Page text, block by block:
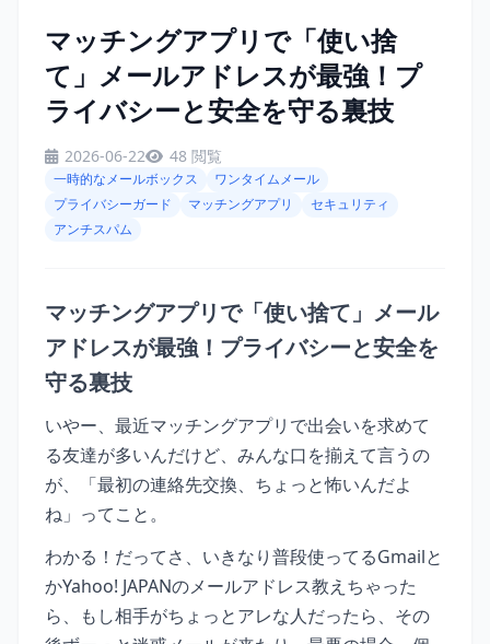
マッチングアプリで「使い捨
て」メールアドレスが最強！プ
ライバシーと安全を守る裏技
2026-06-22 48 閲覧
一時的なメールボックス
ワンタイムメール
プライバシーガード
マッチングアプリ
セキュリティ
アンチスパム
マッチングアプリで「使い捨て」メール
アドレスが最強！プライバシーと安全を
守る裏技
いやー、最近マッチングアプリで出会いを求めて
る友達が多いんだけど、みんな口を揃えて言うの
が、「最初の連絡先交換、ちょっと怖いんだよ
ね」ってこと。
わかる！だってさ、いきなり普段使ってるGmailと
かYahoo! JAPANのメールアドレス教えちゃった
ら、もし相手がちょっとアレな人だったら、その